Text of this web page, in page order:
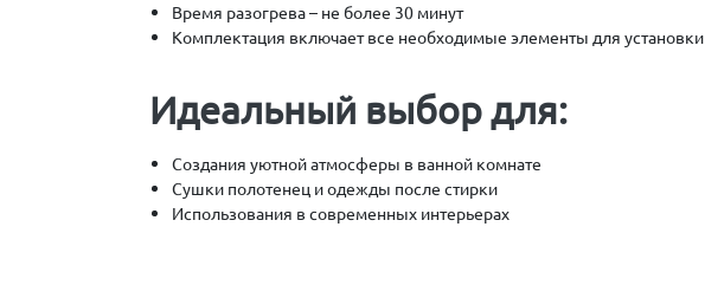
Время разогрева – не более 30 минут
Комплектация включает все необходимые элементы для установки
Идеальный выбор для:
Создания уютной атмосферы в ванной комнате
Сушки полотенец и одежды после стирки
Использования в современных интерьерах